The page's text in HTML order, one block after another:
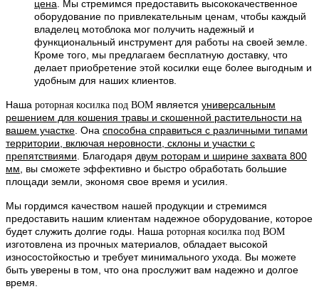
цена . Мы стремимся предоставить высококачественное
оборудование по привлекательным ценам, чтобы каждый
владелец мотоблока мог получить надежный и
функциональный инструмент для работы на своей земле.
Кроме того, мы предлагаем бесплатную доставку, что
делает приобретение этой косилки еще более выгодным и
удобным для наших клиентов.
Наша роторная косилка под ВОМ является универсальным
решением для кошения травы и скошенной растительности на
вашем участке . Она способна справиться с различными типами
территории, включая неровности, склоны и участки с
препятствиями . Благодаря двум роторам и ширине захвата 800
мм , вы сможете эффективно и быстро обработать большие
площади земли, экономя свое время и усилия.
Мы гордимся качеством нашей продукции и стремимся
предоставить нашим клиентам надежное оборудование, которое
будет служить долгие годы. Наша роторная косилка под ВОМ
изготовлена из прочных материалов, обладает высокой
износостойкостью и требует минимального ухода. Вы можете
быть уверены в том, что она прослужит вам надежно и долгое
время.